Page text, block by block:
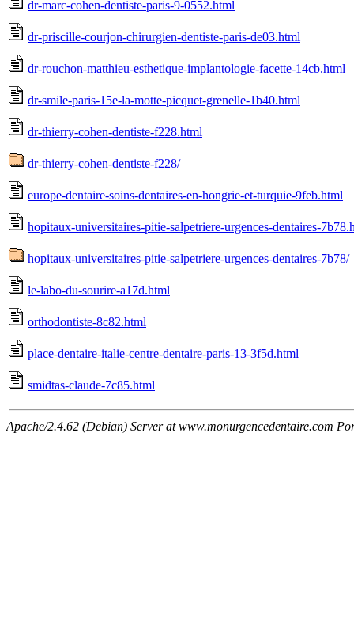
dr-marc-cohen-dentiste-paris-9-0552.html
dr-priscille-courjon-chirurgien-dentiste-paris-de03.html
dr-rouchon-matthieu-esthetique-implantologie-facette-14cb.html
dr-smile-paris-15e-la-motte-picquet-grenelle-1b40.html
dr-thierry-cohen-dentiste-f228.html
dr-thierry-cohen-dentiste-f228/
europe-dentaire-soins-dentaires-en-hongrie-et-turquie-9feb.html
hopitaux-universitaires-pitie-salpetriere-urgences-dentaires-
hopitaux-universitaires-pitie-salpetriere-urgences-dentaires-7b78/
le-labo-du-sourire-a17d.html
orthodontiste-8c82.html
place-dentaire-italie-centre-dentaire-paris-13-3f5d.html
smidtas-claude-7c85.html
Apache/2.4.62 (Debian) Server at www.monurgencedentaire.com